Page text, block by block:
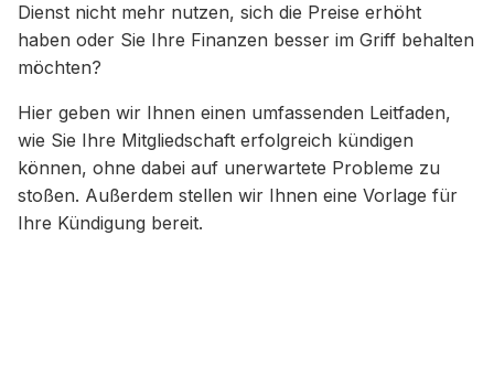
Dienst nicht mehr nutzen, sich die Preise erhöht
haben oder Sie Ihre Finanzen besser im Griff behalten
möchten?
Hier geben wir Ihnen einen umfassenden Leitfaden,
wie Sie Ihre Mitgliedschaft erfolgreich kündigen
können, ohne dabei auf unerwartete Probleme zu
stoßen. Außerdem stellen wir Ihnen eine Vorlage für
Ihre Kündigung bereit.